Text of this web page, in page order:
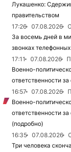
Лукашенко:
правительством
17:26
07.08.2026
За восемь дней в
звонках
17:11
07.08.2026
Военно-
ответственности
16:57
07.08.2026
Военно-
ответственности
(подробно)
16:35
07.08.2026
Три человека